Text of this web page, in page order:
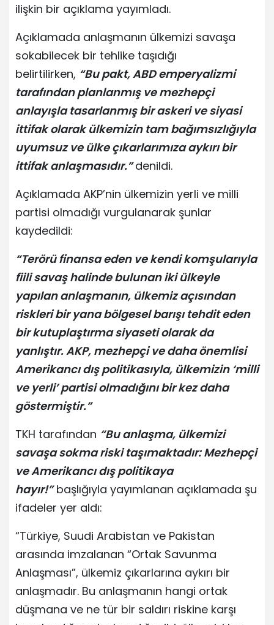
ilişkin bir açıklama yayımladı.
Açıklamada anlaşmanın ülkemizi savaşa
sokabilecek bir tehlike taşıdığı
belirtilirken, “Bu pakt, ABD emperyalizmi
tarafından planlanmış ve mezhepçi
anlayışla tasarlanmış bir askeri ve siyasi
ittifak olarak ülkemizin tam bağımsızlığıyla
uyumsuz ve ülke çıkarlarımıza aykırı bir
ittifak anlaşmasıdır.” denildi.
Açıklamada AKP’nin ülkemizin yerli ve milli
partisi olmadığı vurgulanarak şunlar
kaydedildi:
“Terörü finansa eden ve kendi komşularıyla
fiili savaş halinde bulunan iki ülkeyle
yapılan anlaşmanın, ülkemiz açısından
riskleri bir yana bölgesel barışı tehdit eden
bir kutuplaştırma siyaseti olarak da
yanlıştır. AKP, mezhepçi ve daha önemlisi
Amerikancı dış politikasıyla, ülkemizin ‘milli
ve yerli’ partisi olmadığını bir kez daha
göstermiştir.”
TKH tarafından “Bu anlaşma, ülkemizi
savaşa sokma riski taşımaktadır: Mezhepçi
ve Amerikancı dış politikaya
hayır!”başlığıyla yayımlanan açıklamada şu
ifadeler yer aldı:
“Türkiye, Suudi Arabistan ve Pakistan
arasında imzalanan “Ortak Savunma
Anlaşması”, ülkemiz çıkarlarına aykırı bir
anlaşmadır. Bu anlaşmanın hangi ortak
düşmana ve ne tür bir saldırı riskine karşı